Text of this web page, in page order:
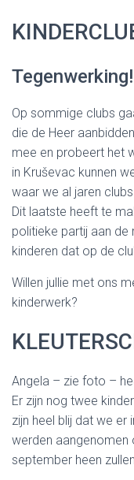
Tegenwerking!
Op sommige clubs
die de Heer
mee en probeert het
in Kruševac kunnen
waar we al jaren
Dit laatste heeft te
politieke partij aan de
kinderen dat op de
Willen jullie met ons
kinderwerk?
Angela – zie foto –
Er zijn nog twee
zijn heel blij dat we
werden aangenomen
september heen